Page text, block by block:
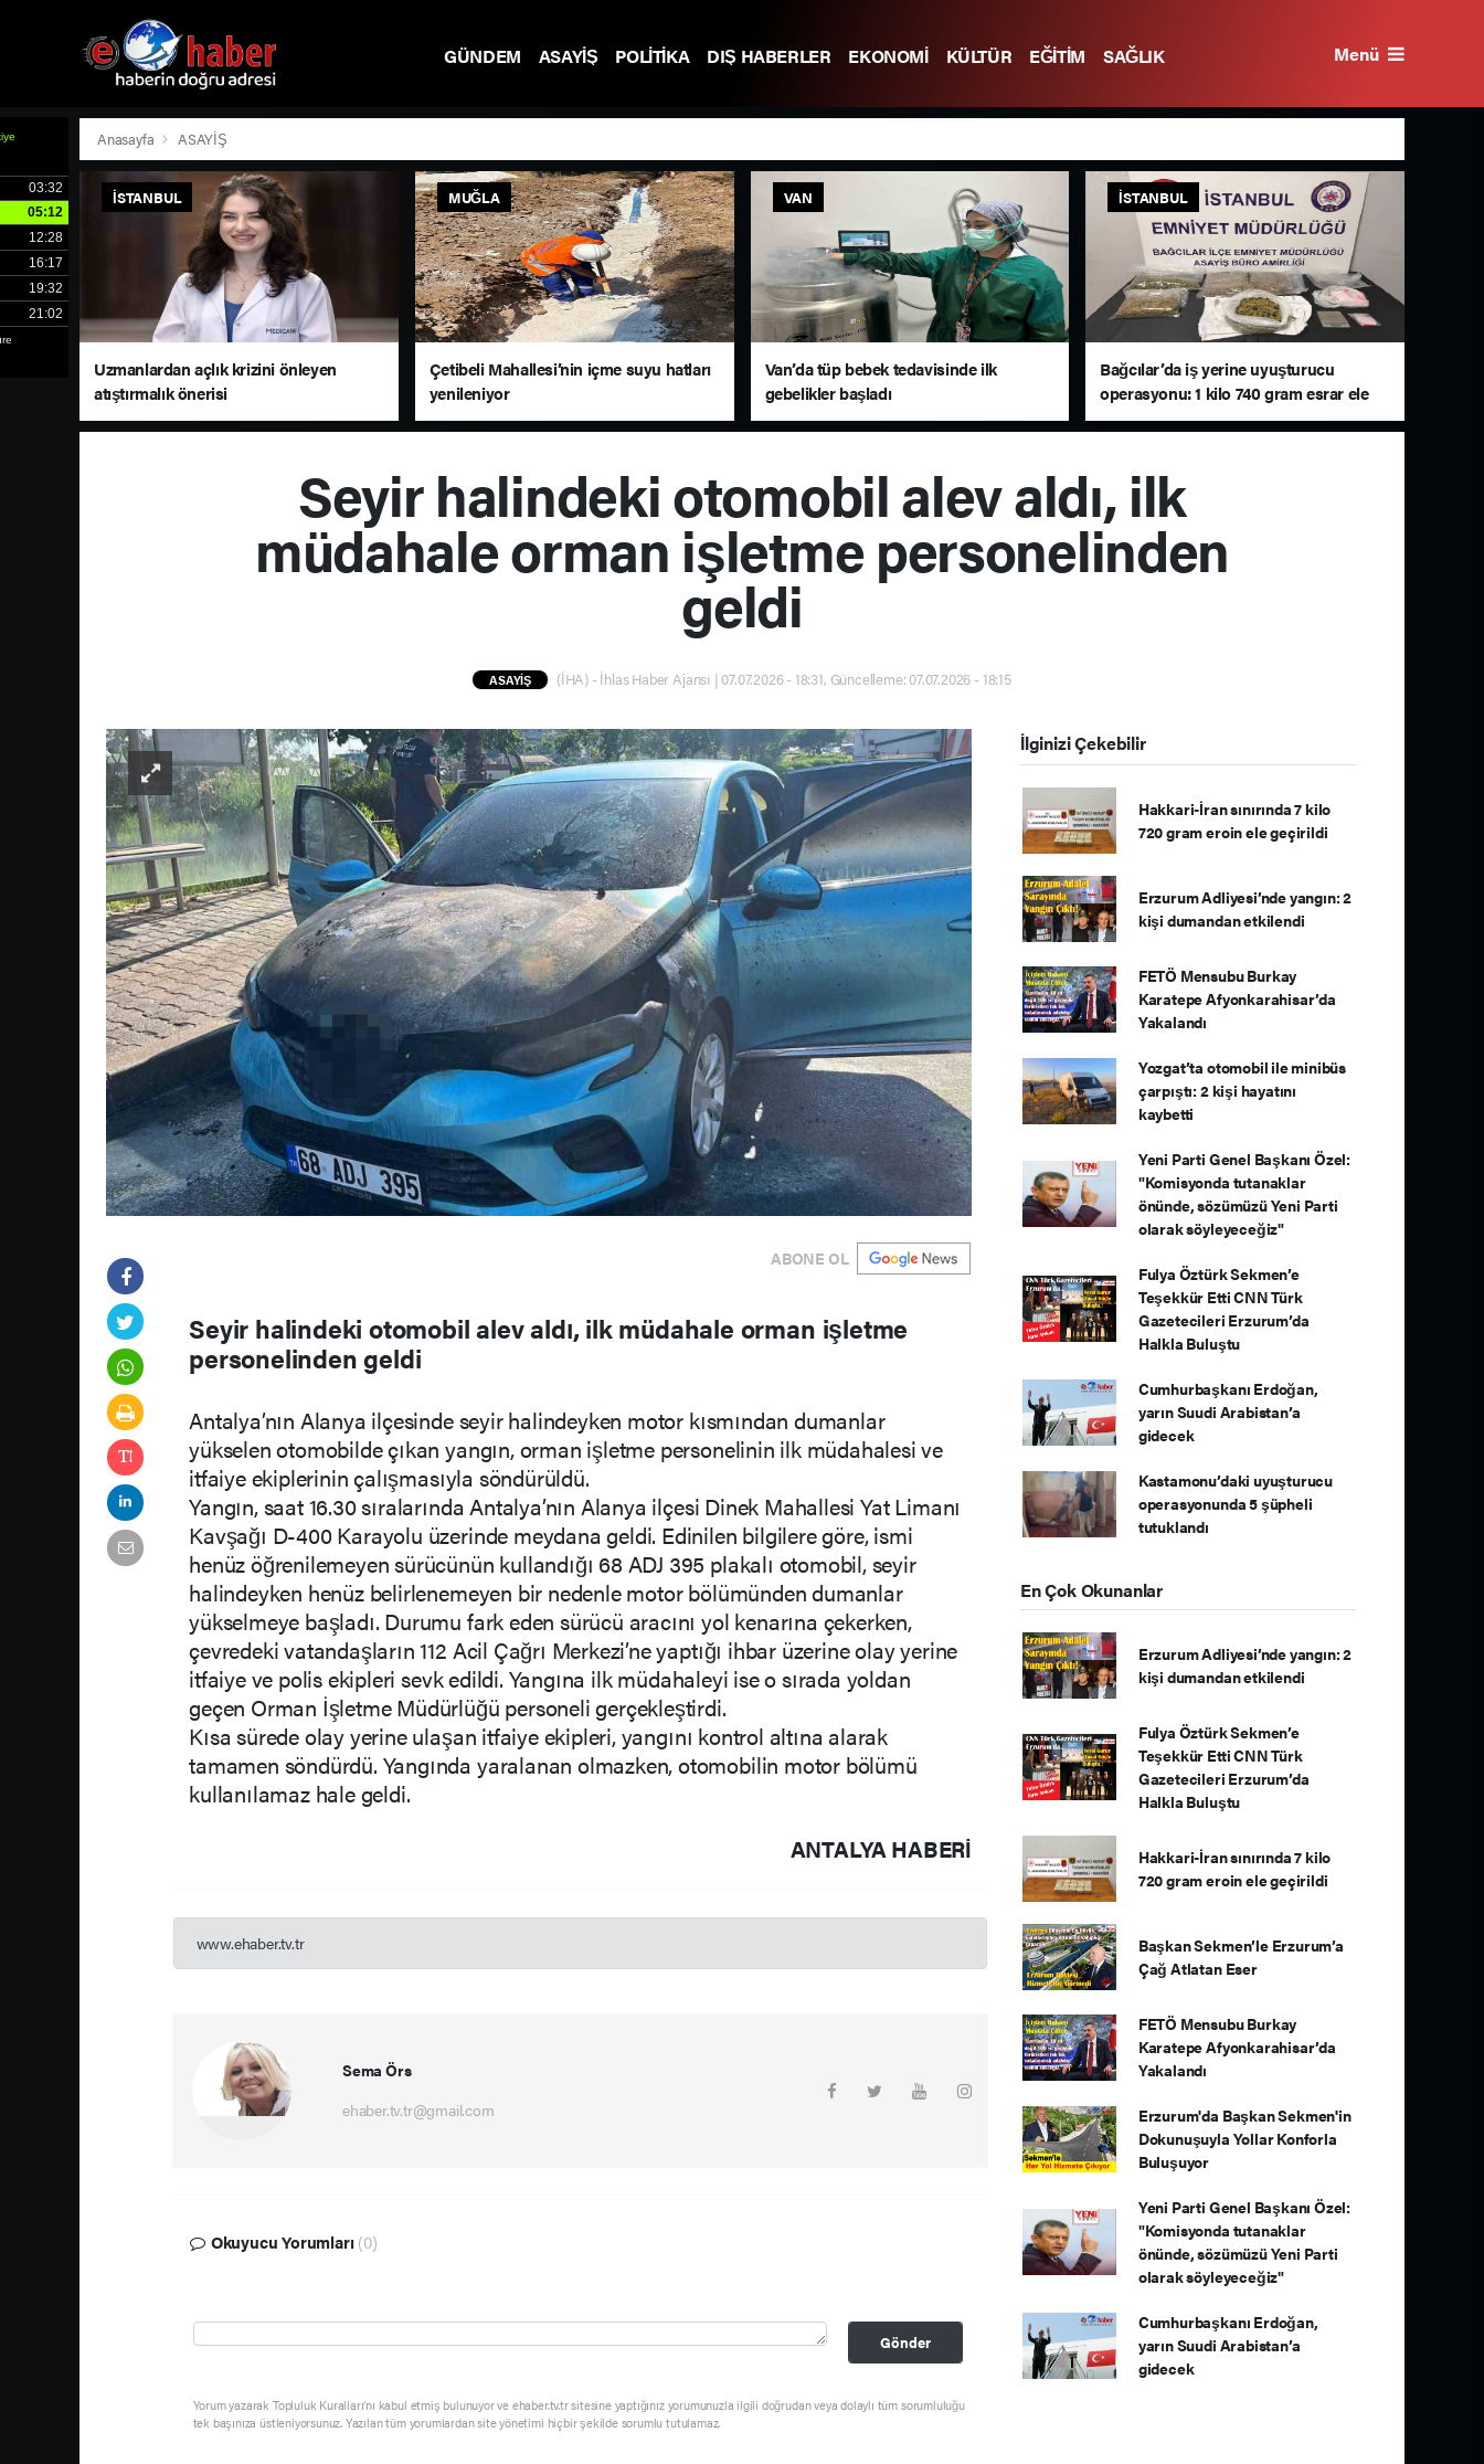
GÜNDEM ASAYİŞ POLİTİKA DIŞ HABERLER EKONOMİ KÜLTÜR EĞİTİM
SAĞLIK
Menü
Anasayfa ASAYİŞ
İSTANBUL
Uzmanlardan açlık krizini önleyen
atıştırmalık önerisi
MUĞLA
Çetibeli Mahallesi’nin içme suyu hatları
yenileniyor
VAN
Van’da tüp bebek tedavisinde ilk
gebelikler başladı
İSTANBUL
Bağcılar’da iş yerine uyuşturucu
operasyonu: 1 kilo 740 gram esrar ele
geçirildi
Seyir halindeki otomobil alev aldı, ilk
müdahale orman işletme personelinden
geldi
ASAYİŞ (İHA) - İhlas Haber Ajansı | 07.07.2026 - 18:31, Güncelleme: 07.07.2026 - 18:15
ABONE OL
Seyir halindeki otomobil alev aldı, ilk müdahale orman işletme
personelinden geldi
Antalya’nın Alanya ilçesinde seyir halindeyken motor kısmından dumanlar
yükselen otomobilde çıkan yangın, orman işletme personelinin ilk müdahalesi ve
itfaiye ekiplerinin çalışmasıyla söndürüldü.
Yangın, saat 16.30 sıralarında Antalya’nın Alanya ilçesi Dinek Mahallesi Yat Limanı
Kavşağı D-400 Karayolu üzerinde meydana geldi. Edinilen bilgilere göre, ismi
henüz öğrenilemeyen sürücünün kullandığı 68 ADJ 395 plakalı otomobil, seyir
halindeyken henüz belirlenemeyen bir nedenle motor bölümünden dumanlar
yükselmeye başladı. Durumu fark eden sürücü aracını yol kenarına çekerken,
çevredeki vatandaşların 112 Acil Çağrı Merkezi’ne yaptığı ihbar üzerine olay yerine
itfaiye ve polis ekipleri sevk edildi. Yangına ilk müdahaleyi ise o sırada yoldan
geçen Orman İşletme Müdürlüğü personeli gerçekleştirdi.
Kısa sürede olay yerine ulaşan itfaiye ekipleri, yangını kontrol altına alarak
tamamen söndürdü. Yangında yaralanan olmazken, otomobilin motor bölümü
kullanılamaz hale geldi.
ANTALYA HABERİ
www.ehaber.tv.tr
Sema Örs
ehaber.tv.tr@gmail.com
Okuyucu Yorumları (0)
Gönder
Yorum yazarak Topluluk Kuralları’nı kabul etmiş bulunuyor ve ehaber.tv.tr sitesine yaptığınız yorumunuzla ilgili doğrudan veya dolaylı tüm sorumluluğu
tek başınıza üstleniyorsunuz. Yazılan tüm yorumlardan site yönetimi hiçbir şekilde sorumlu tutulamaz.
İlginizi Çekebilir
Hakkari-İran sınırında 7 kilo
720 gram eroin ele geçirildi
Erzurum Adliyesi’nde yangın: 2
kişi dumandan etkilendi
FETÖ Mensubu Burkay
Karatepe Afyonkarahisar’da
Yakalandı
Yozgat’ta otomobil ile minibüs
çarpıştı: 2 kişi hayatını
kaybetti
Yeni Parti Genel Başkanı Özel:
"Komisyonda tutanaklar
önünde, sözümüzü Yeni Parti
olarak söyleyeceğiz"
Fulya Öztürk Sekmen’e
Teşekkür Etti CNN Türk
Gazetecileri Erzurum’da
Halkla Buluştu
Cumhurbaşkanı Erdoğan,
yarın Suudi Arabistan’a
gidecek
Kastamonu’daki uyuşturucu
operasyonunda 5 şüpheli
tutuklandı
En Çok Okunanlar
Erzurum Adliyesi’nde yangın: 2
kişi dumandan etkilendi
Fulya Öztürk Sekmen’e
Teşekkür Etti CNN Türk
Gazetecileri Erzurum’da
Halkla Buluştu
Hakkari-İran sınırında 7 kilo
720 gram eroin ele geçirildi
Başkan Sekmen’le Erzurum’a
Çağ Atlatan Eser
FETÖ Mensubu Burkay
Karatepe Afyonkarahisar’da
Yakalandı
Erzurum'da Başkan Sekmen'in
Dokunuşuyla Yollar Konforla
Buluşuyor
Yeni Parti Genel Başkanı Özel:
"Komisyonda tutanaklar
önünde, sözümüzü Yeni Parti
olarak söyleyeceğiz"
Cumhurbaşkanı Erdoğan,
yarın Suudi Arabistan’a
gidecek